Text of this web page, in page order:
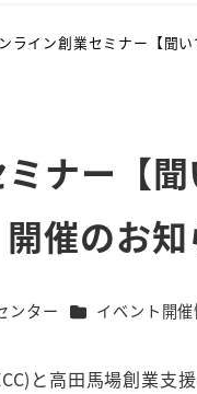
ライン創業セミナー【聞
ナー【
催のお知
ンター カテゴリー
イベント開催
と高田馬場創業支